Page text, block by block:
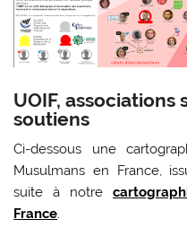
UOIF,
soutiens
Ci-dessous une
Musulmans en France,
suite à notre
France.